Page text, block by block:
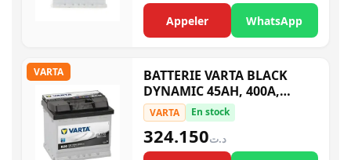
Appeler WhatsApp
VARTA
BATTERIE VARTA BLACK
DYNAMIC 45AH, 400A,
5454130403122 B20 L1G
VARTA En stock
د.ت324.150